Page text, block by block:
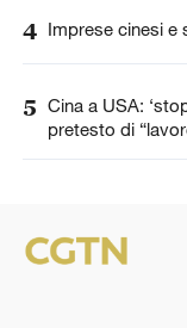
4 Imprese cinesi e
5 Cina a USA:
pretesto di